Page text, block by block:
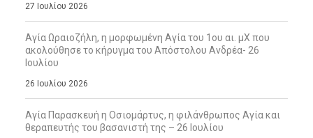
27 Ιουλίου 2026
Αγία Ωραιοζήλη, η μορφωμένη Αγία του 1ου αι. μΧ που
ακολούθησε το κήρυγμα του Απόστολου Ανδρέα- 26
Ιουλίου
26 Ιουλίου 2026
Αγία Παρασκευή η Οσιομάρτυς, η φιλάνθρωπος Αγία και
θεραπευτής του βασανιστή της – 26 Ιουλίου